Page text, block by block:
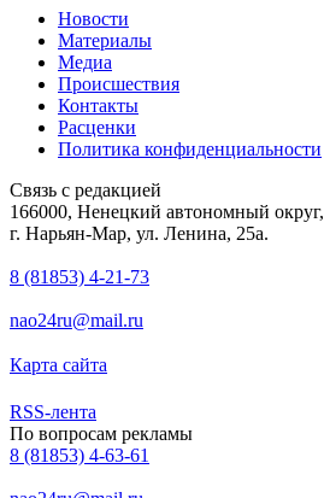
Новости
Материалы
Медиа
Происшествия
Контакты
Расценки
Политика конфиденциальности
Связь с редакцией
166000, Ненецкий автономный округ,
г. Нарьян-Мар, ул. Ленина, 25а.
8 (81853) 4-21-73
nao24ru@mail.ru
Карта сайта
RSS-лента
По вопросам рекламы
8 (81853) 4-63-61